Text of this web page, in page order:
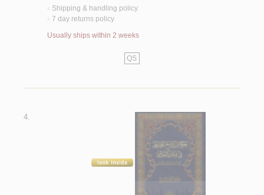
< Shipping & handling policy
< 7 day returns policy
Usually ships within 2 weeks
QS
4.